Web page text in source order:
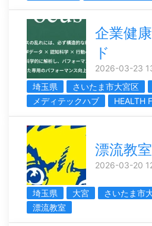
企業健
ド
2026-03-23
埼玉県
さいたま市大宮区
メディテックハブ
HEALTH
漂流教
2026-03-20
埼玉県 大宮 さいたま市
漂流教室